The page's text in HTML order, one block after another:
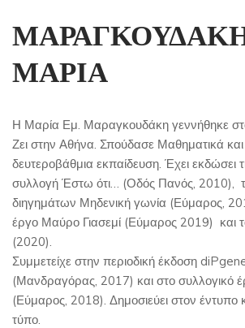
ΜΑΡΙΑ
Η Μαρία Εμ. Μαραγκουδάκη γεννήθηκε
Ζει στην Αθήνα. Σπούδασε Μαθηματικά
δευτεροβάθμια εκπαίδευση. Έχει εκδώσει
συλλογή Έστω ότι… (Οδός Πανός, 2010),
διηγημάτων Μηδενική γωνία (Εύμαρος,
έργο Μαύρο Γιασεμί (Εύμαρος 2019) και
(2020).
Συμμετείχε στην περιοδική έκδοση
(Μανδραγόρας, 2017) και στο συλλογικό
(Εύμαρος, 2018). Δημοσιεύει στον έντυπο
τύπο.